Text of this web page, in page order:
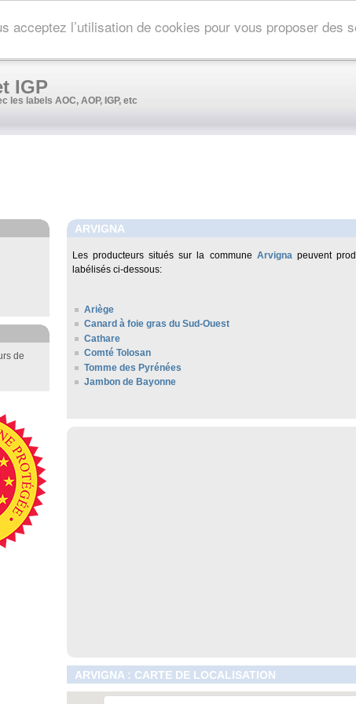
acceptez l’utilisation de cookies pour vous proposer
IGP
les labels AOC, AOP, IGP, etc
de
ARVIGNA
Les producteurs situés sur la commune Arvignapeuvent
labélisés ci-dessous:
Ariège
Canard à foie gras du Sud-Ouest
Cathare
Comté Tolosan
Tomme des Pyrénées
Jambon de Bayonne
ARVIGNA : CARTE DE LOCALISATION